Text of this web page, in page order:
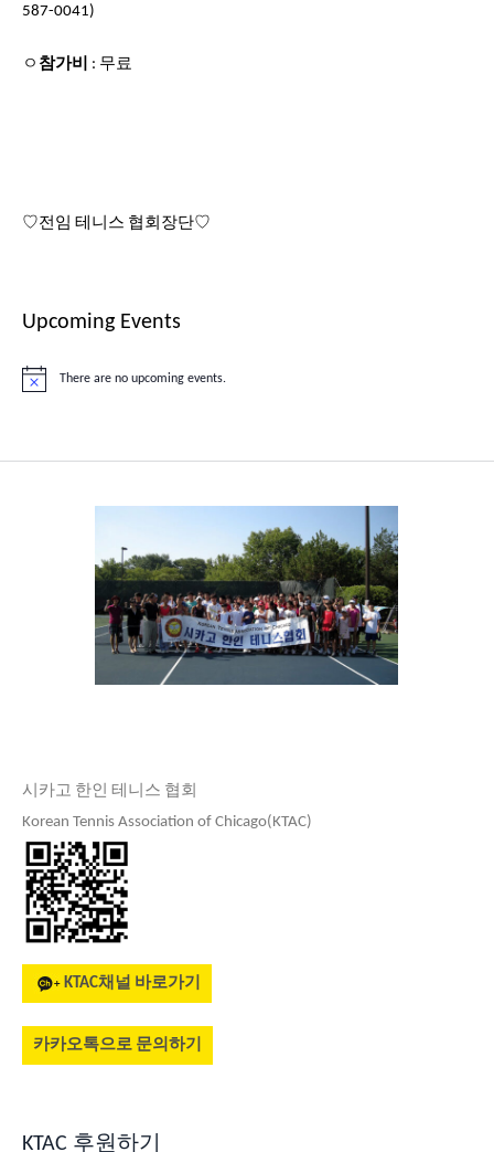
587-0041)
ㅇ 참가비 : 무료
♡전임 테니스 협회장단♡
Upcoming Events
Notice
There are no upcoming events.
시카고 한인 테니스 협회
Korean Tennis Association of Chicago(KTAC)
KTAC채널 바로가기
카카오톡으로 문의하기
KTAC 후원하기